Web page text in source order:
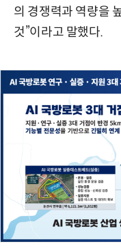
의 경쟁력과 역량을
것”이라고 말했다.